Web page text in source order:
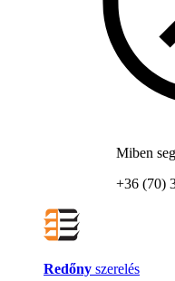
Miben
+36 (70)
Redőny szerelés